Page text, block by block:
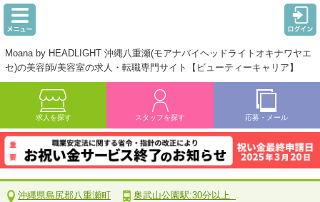
Moana by HEADLIGHT 沖縄八重瀬(モアナバイヘッドライトオキナワヤエ
セ)の美容師/美容室の求人・転職専門サイト【ビューティーキャリア】
求人を探す スタッフを探す 応募・メール
沖縄県島尻郡八重瀬町 奥武山公園駅:30分以上